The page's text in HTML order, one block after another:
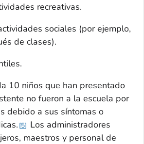
recreativas.
sociales (por ejemplo,
de clases).
10 niños que han presentado
no fueron a la escuela por
debido a sus síntomas o
5
Los administradores
maestros y personal de